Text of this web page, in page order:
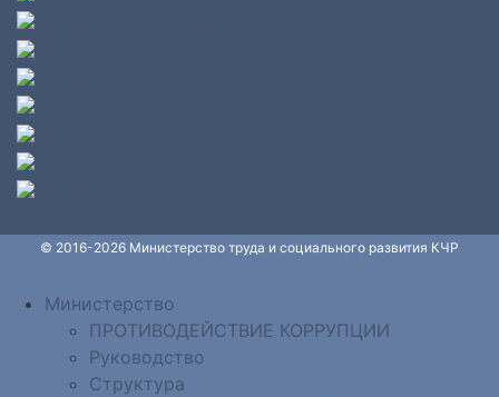
© 2016-2026 Министерство труда и социального развития КЧР
Министерство
ПРОТИВОДЕЙСТВИЕ КОРРУПЦИИ
Руководство
Структура